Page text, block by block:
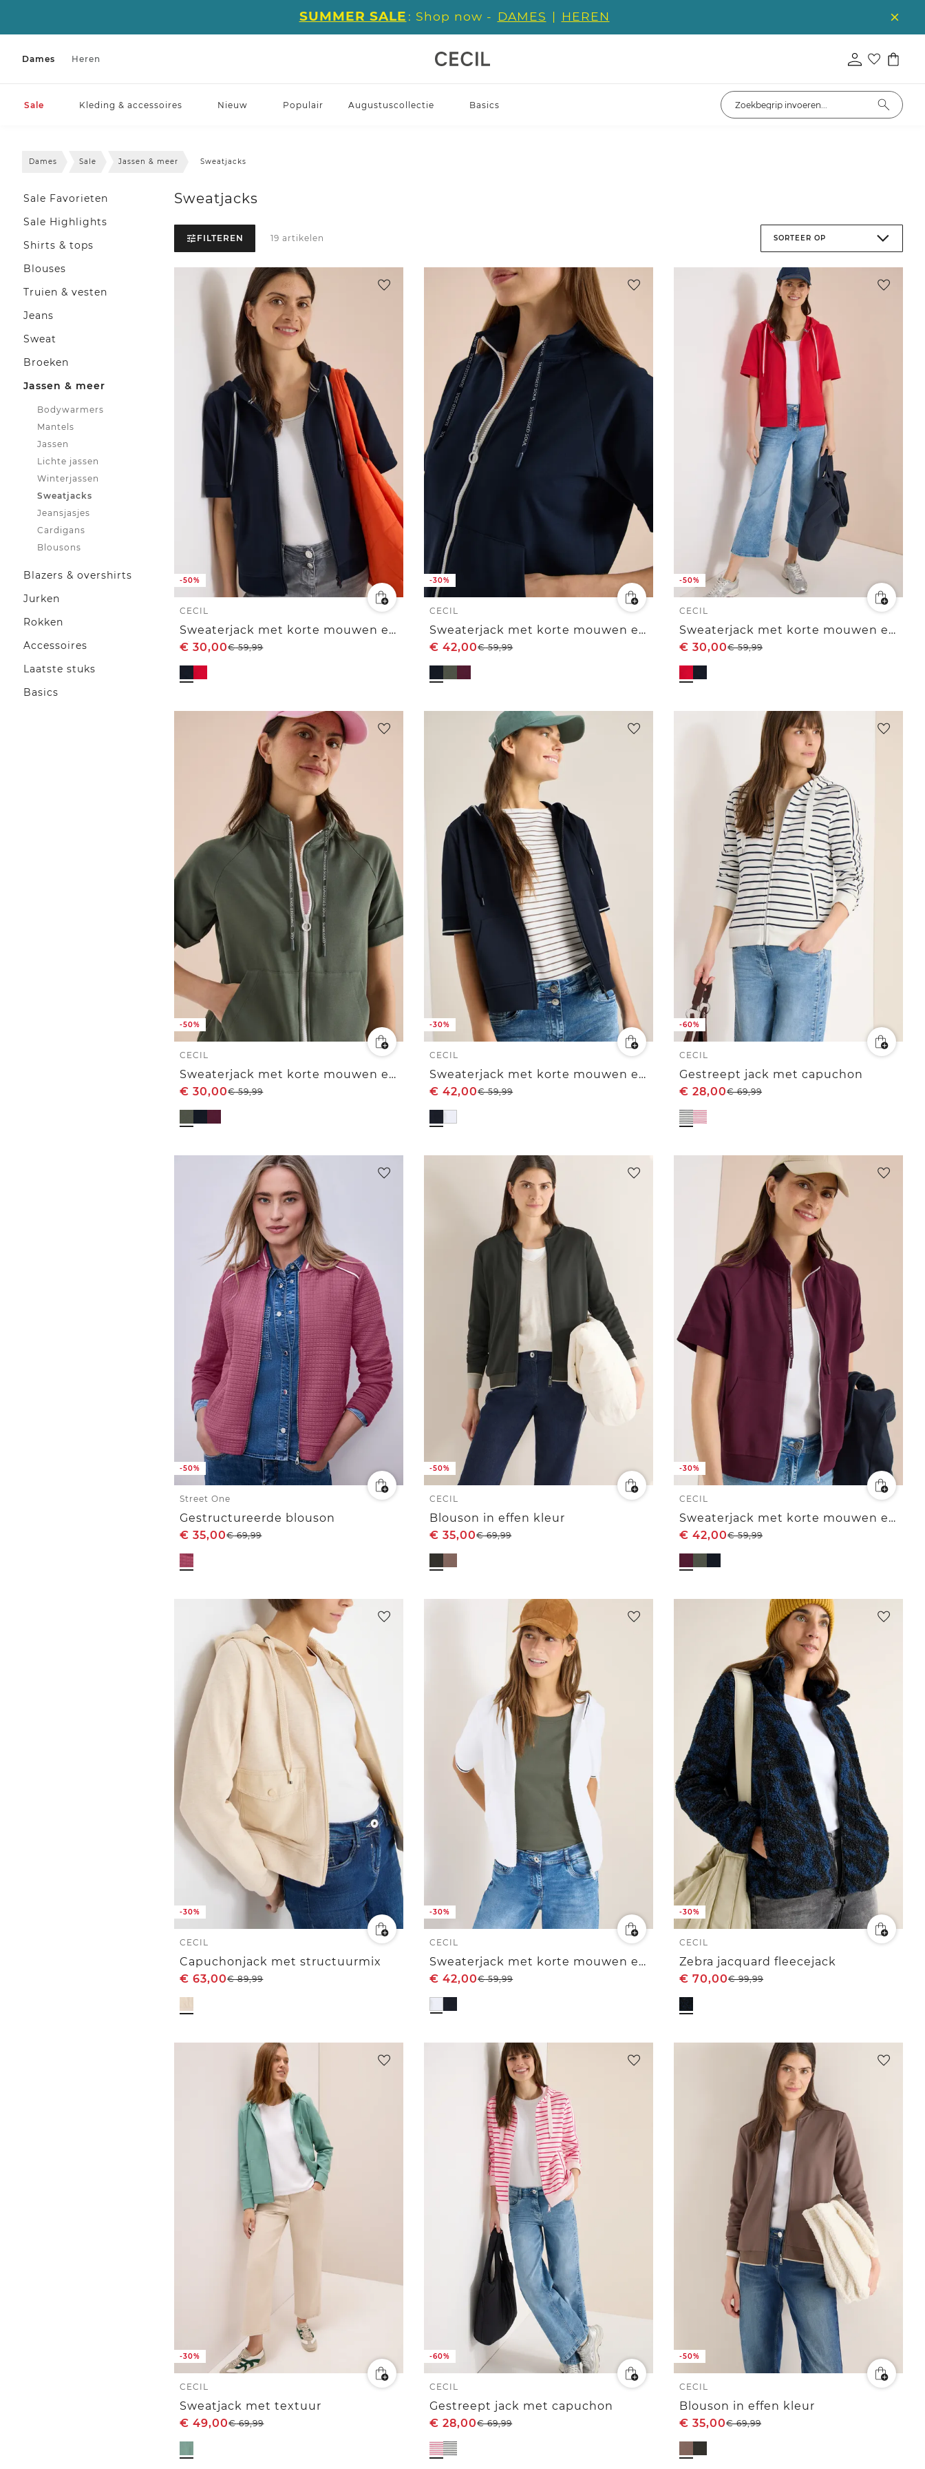
SUMMER SALE : Shop now - DAMES | HEREN
Dames Heren
Sale Kleding & accessoires Nieuw Populair Augustuscollectie Basics
Dames Sale Jassen & meer Sweatjacks
Sale Favorieten
Sale Highlights
Shirts & tops
Blouses
Truien & vesten
Jeans
Sweat
Broeken
Jassen & meer
Bodywarmers
Mantels
Jassen
Lichte jassen
Winterjassen
Sweatjacks
Jeansjasjes
Cardigans
Blousons
Blazers & overshirts
Jurken
Rokken
Accessoires
Laatste stuks
Basics
Sweatjacks
FILTEREN 19 artikelen SORTEER OP
-50%
CECIL
Sweaterjack met korte mouwen en capuchon
€ 30,00€59,99
-30%
CECIL
Sweaterjack met korte mouwen en ritssluiting
€ 42,00€59,99
-50%
CECIL
Sweaterjack met korte mouwen en capuchon
€ 30,00€59,99
-50%
CECIL
Sweaterjack met korte mouwen en ritssluiting
€ 30,00€59,99
-30%
CECIL
Sweaterjack met korte mouwen en capuchon
€ 42,00€59,99
-60%
CECIL
Gestreept jack met capuchon
€ 28,00€69,99
-50%
Street One
Gestructureerde blouson
€ 35,00€69,99
-50%
CECIL
Blouson in effen kleur
€ 35,00€69,99
-30%
CECIL
Sweaterjack met korte mouwen en ritssluiting
€ 42,00€59,99
-30%
CECIL
Capuchonjack met structuurmix
€ 63,00€89,99
-30%
CECIL
Sweaterjack met korte mouwen en capuchon
€ 42,00€59,99
-30%
CECIL
Zebra jacquard fleecejack
€ 70,00€99,99
-30%
CECIL
Sweatjack met textuur
€ 49,00€69,99
-60%
CECIL
Gestreept jack met capuchon
€ 28,00€69,99
-50%
CECIL
Blouson in effen kleur
€ 35,00€69,99